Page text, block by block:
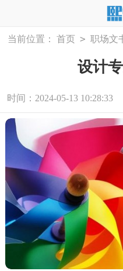
当前位置： 首页 > 职场文
设计
时间：2024-05-13 10:28:33